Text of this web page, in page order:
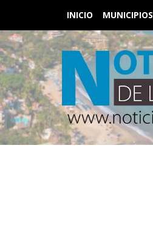
INICIO MUNICIPIOS